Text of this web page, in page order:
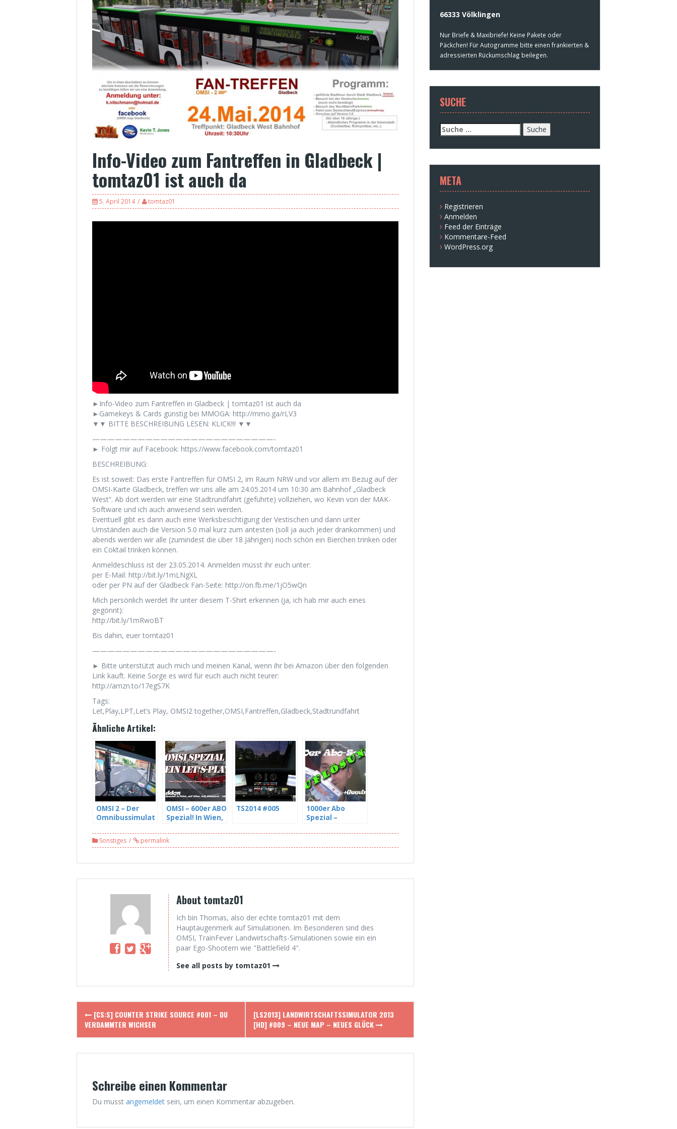
Info-Video zum Fantreffen in Gladbeck |
tomtaz01 ist auch da
5. April 2014 tomtaz01
►Info-Video zum Fantreffen in Gladbeck | tomtaz01 ist auch da
►Gamekeys & Cards günstig bei MMOGA: http://mmo.ga/rLV3
▼▼ BITTE BESCHREIBUNG LESEN: KLICK!!! ▼▼
————————————————————————-
► Folgt mir auf Facebook: https://www.facebook.com/tomtaz01
BESCHREIBUNG:
Es ist soweit: Das erste Fantreffen für OMSI 2, im Raum NRW und vor allem im Bezug auf der
OMSI-Karte Gladbeck, treffen wir uns alle am 24.05.2014 um 10:30 am Bahnhof „Gladbeck
West“. Ab dort werden wir eine Stadtrundfahrt (geführte) vollziehen, wo Kevin von der MAK-
Software und ich auch anwesend sein werden.
Eventuell gibt es dann auch eine Werksbesichtigung der Vestischen und dann unter
Umständen auch die Version 5.0 mal kurz zum antesten (soll ja auch jeder drankommen) und
abends werden wir alle (zumindest die über 18 Jährigen) noch schön ein Bierchen trinken oder
ein Coktail trinken können.
Anmeldeschluss ist der 23.05.2014. Anmelden müsst ihr euch unter:
per E-Mail: http://bit.ly/1mLNgXL
oder per PN auf der Gladbeck Fan-Seite: http://on.fb.me/1jO5wQn
Mich persönlich werdet Ihr unter diesem T-Shirt erkennen (ja, ich hab mir auch eines
gegönnt):
http://bit.ly/1mRwoBT
Bis dahin, euer tomtaz01
————————————————————————-
► Bitte unterstützt auch mich und meinen Kanal, wenn ihr bei Amazon über den folgenden
Link kauft. Keine Sorge es wird für euch auch nicht teurer:
http://amzn.to/17egS7K
Tags:
Let,Play,LPT,Let’s Play, OMSI2 together,OMSI,Fantreffen,Gladbeck,Stadtrundfahrt
Ähnliche Artikel:
OMSI 2 – Der
Omnibussimulat
Release
OMSI – 600er ABO
Spezial! In Wien,
Wien(ern) –
Addon Wien
TS2014 #005
1000er Abo
Spezial –
ösung –
Sonstiges permalink
About tomtaz01
Ich bin Thomas, also der echte tomtaz01 mit dem
Hauptaugenmerk auf Simulationen. Im Besonderen sind dies
OMSI, TrainFever Landwirtschafts-Simulationen sowie ein ein
paar Ego-Shootern wie "Battlefield 4".
See all posts by tomtaz01
Post
navigation
[CS:S] COUNTER STRIKE SOURCE #001 – DU
VERDAMMTER WICHSER
[LS2013] LANDWIRTSCHAFTSSIMULATOR 2013
[HD] #009 – NEUE MAP – NEUES GLÜCK
Schreibe einen Kommentar
Du musst angemeldet sein, um einen Kommentar abzugeben.
66333 Völklingen
Nur Briefe & Maxibriefe! Keine Pakete oder
Päckchen! Für Autogramme bitte einen frankierten &
adressierten Rückumschlag beilegen.
SUCHE
Suche
nach:
META
Registrieren
Anmelden
Feed der Einträge
Kommentare-Feed
WordPress.org